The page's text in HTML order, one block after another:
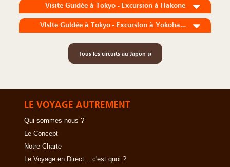
Visite Guidée à Tokyo - Excursion à Hakone
Visite Guidée à Tokyo - Excursion à Yokohama
Tous les circuits au Japon »
LE VOYAGE AUTREMENT
Qui sommes-nous ?
Le Concept
Notre Charte
Le Voyage en Direct... c'est quoi ?